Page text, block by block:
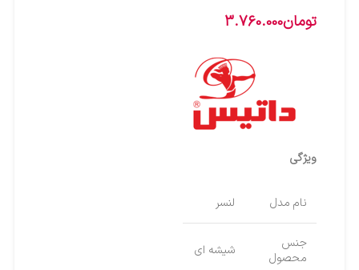
تومان3.760.000
ویژگی
نام مدل لنسر
جنس
محصول
شیشه ای